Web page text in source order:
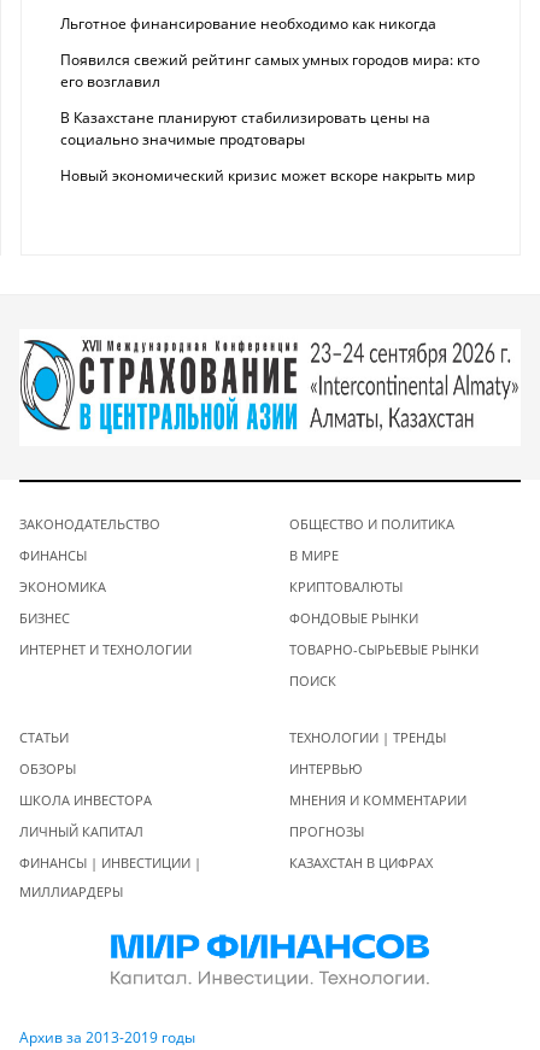
Льготное финансирование необходимо как никогда
Появился свежий рейтинг самых умных городов мира: кто
его возглавил
В Казахстане планируют стабилизировать цены на
социально значимые продтовары
Новый экономический кризис может вскоре накрыть мир
ЗАКОНОДАТЕЛЬСТВО
ФИНАНСЫ
ЭКОНОМИКА
БИЗНЕС
ИНТЕРНЕТ И ТЕХНОЛОГИИ
ОБЩЕСТВО И ПОЛИТИКА
В МИРЕ
КРИПТОВАЛЮТЫ
ФОНДОВЫЕ РЫНКИ
ТОВАРНО-СЫРЬЕВЫЕ РЫНКИ
ПОИСК
СТАТЬИ
ОБЗОРЫ
ШКОЛА ИНВЕСТОРА
ЛИЧНЫЙ КАПИТАЛ
ФИНАНСЫ | ИНВЕСТИЦИИ |
МИЛЛИАРДЕРЫ
ТЕХНОЛОГИИ | ТРЕНДЫ
ИНТЕРВЬЮ
МНЕНИЯ И КОММЕНТАРИИ
ПРОГНОЗЫ
КАЗАХСТАН В ЦИФРАХ
Архив за 2013-2019 годы